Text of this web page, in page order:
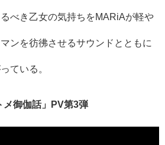
べき乙女の気持ちをMARiAが軽や
ンを彷彿させるサウンドとともに
ている。
御伽話」PV第3弾